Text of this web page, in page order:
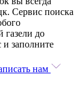
Сервис поиска
газели до
заполните
нам